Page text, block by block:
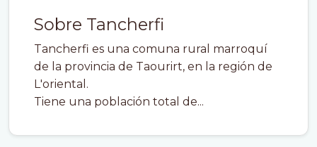
Sobre Tancherfi
Tancherfi es una comuna rural marroquí
de la provincia de Taourirt, en la región de
L'oriental.
Tiene una población total de...